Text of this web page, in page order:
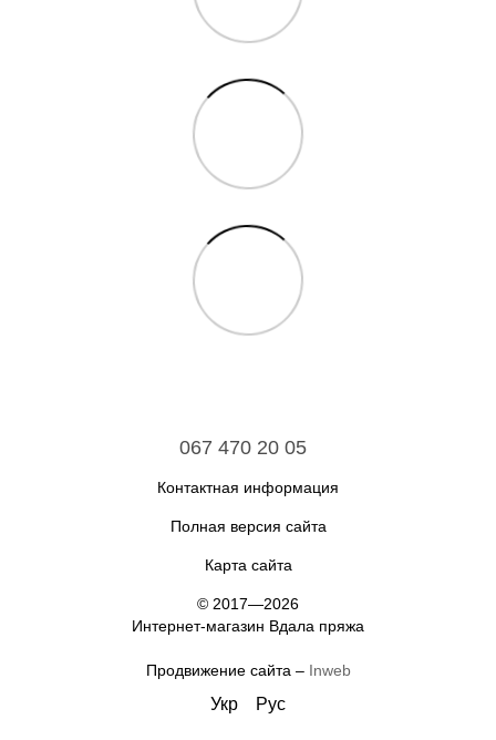
067 470 20 05
Контактная информация
Полная версия сайта
Карта сайта
© 2017—2026
Интернет-магазин Вдала пряжа
Продвижение сайта – Inweb
Укр Рус